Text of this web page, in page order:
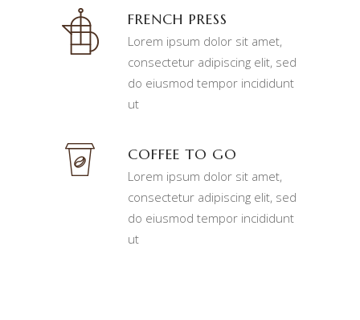
FRENCH PRESS
Lorem ipsum dolor sit amet,
consectetur adipiscing elit, sed
do eiusmod tempor incididunt
ut
COFFEE TO GO
Lorem ipsum dolor sit amet,
consectetur adipiscing elit, sed
do eiusmod tempor incididunt
ut